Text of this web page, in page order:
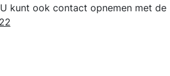
kunt ook contact opnemen met de